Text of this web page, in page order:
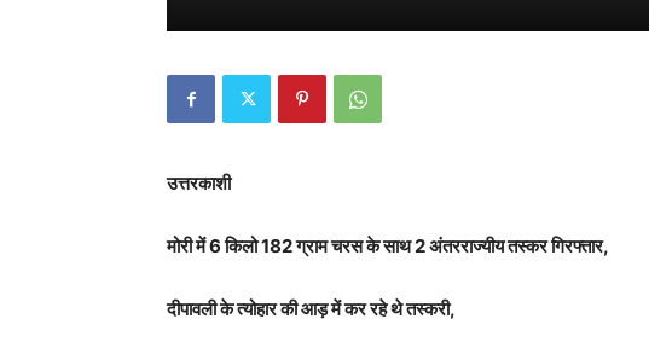
उत्तरकाशी
मोरी में 6 किलो 182 ग्राम चरस के साथ 2 अंतरराज्यीय तस्कर गिरफ्तार,
दीपावली के त्योहार की आड़ में कर रहे थे तस्करी,